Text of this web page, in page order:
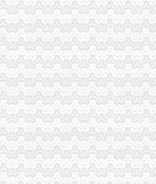
今日推荐网-重庆工商/
南山公司注销-起点8
销-城市频道-国际
注销代理_公司注销费
务_内资公司注册代
行股票并上市的补
信用报告查询–阿里
址怎么办理？